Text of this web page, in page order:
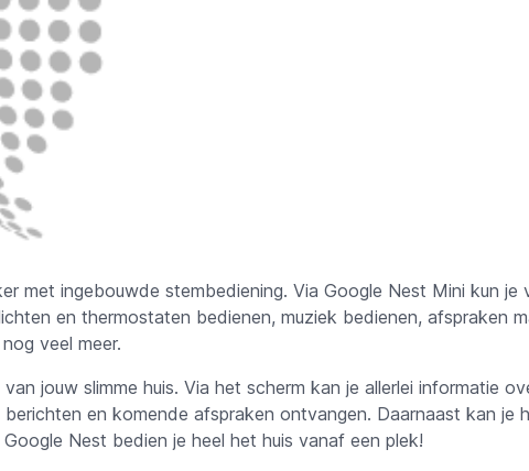
met ingebouwde stembediening. Via Google Nest Mini kun je
en thermostaten bedienen, muziek bedienen, afspraken
veel meer.
jouw slimme huis. Via het scherm kan je allerlei informatie
en komende afspraken ontvangen. Daarnaast kan je
Nest bedien je heel het huis vanaf een plek!